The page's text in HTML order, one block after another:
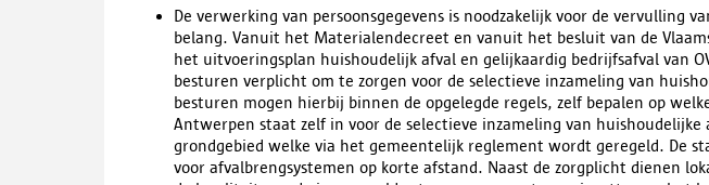
De verwerking van persoonsgegevens is noodzakelijk voor de vervulling
belang. Vanuit het Materialendecreet en vanuit het besluit van de
het uitvoeringsplan huishoudelijk afval en gelijkaardig bedrijfsafval van
besturen verplicht om te zorgen voor de selectieve inzameling van
besturen mogen hierbij binnen de opgelegde regels, zelf bepalen op
Antwerpen staat zelf in voor de selectieve inzameling van huishoudelijke
grondgebied welke via het gemeentelijk reglement wordt geregeld. De
voor afvalbrengsystemen op korte afstand. Naast de zorgplicht dienen